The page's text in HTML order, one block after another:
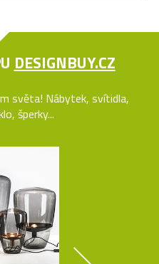
DESIGNBUY.CZ
světa! Nábytek, svítidla,
šperky...